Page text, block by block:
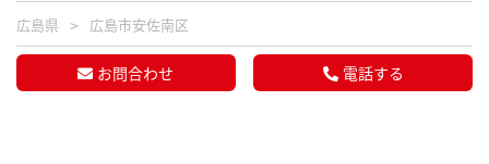
広島県 広島市安佐南区
お問合わせ 電話する